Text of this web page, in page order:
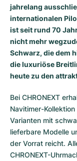
Sea-Dweller
Sky-Dweller
Submariner
Tortue
Baignoire
Ballon Blanc
Roadster
Gebraucht
Damenuhren
Chronospace
Super Avenger
Galactic
Montbrillant
Gebraucht
Damenuhren
Spitfire
GST
Vintage
Gebraucht
jahrelang
internationalen
ist seit rund 70
nicht mehr
Schwarz, die dem
die luxuriöse
heute zu den
Bei CHRONEXT
Navitimer-
Varianten mit
lieferbare Modelle
der Vorrat reicht.
CHRONEXT-